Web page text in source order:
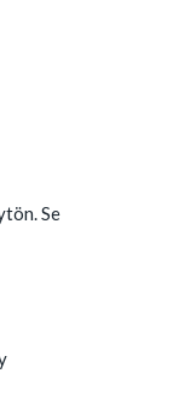
Se